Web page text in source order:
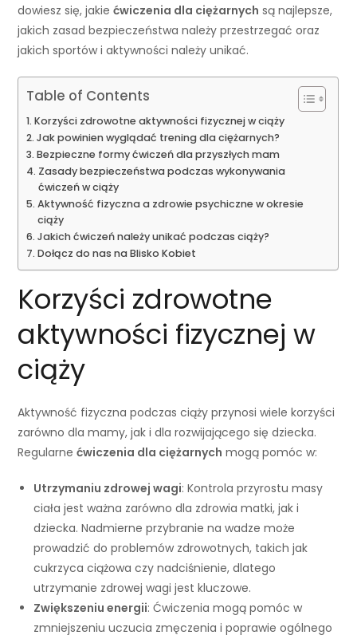
dowiesz się, jakiećwiczenia dla ciężarnych są najlepsze,
jakich zasad bezpieczeństwa należy przestrzegać oraz
jakich sportów i aktywności należy unikać.
Table of Contents
Korzyści zdrowotne aktywności fizycznej w ciąży
Jak powinien wyglądać trening dla ciężarnych?
Bezpieczne formy ćwiczeń dla przyszłych mam
Zasady bezpieczeństwa podczas wykonywania
ćwiczeń w ciąży
Aktywność fizyczna a zdrowie psychiczne w okresie
ciąży
Jakich ćwiczeń należy unikać podczas ciąży?
Dołącz do nas na Blisko Kobiet
Korzyści zdrowotne
aktywności fizycznej w
ciąży
Aktywność fizyczna podczas ciąży przynosi wiele korzyści
zarówno dla mamy, jak i dla rozwijającego się dziecka.
Regularnećwiczenia dla ciężarnych mogą pomóc w:
Utrzymaniu zdrowej wagi: Kontrola przyrostu masy
ciała jest ważna zarówno dla zdrowia matki, jak i
dziecka. Nadmierne przybranie na wadze może
prowadzić do problemów zdrowotnych, takich jak
cukrzyca ciążowa czy nadciśnienie, dlatego
utrzymanie zdrowej wagi jest kluczowe.
Zwiększeniu energii: Ćwiczenia mogą pomóc w
zmniejszeniu uczucia zmęczenia i poprawie ogólnego